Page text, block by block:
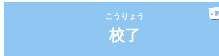
こうりょう
校了